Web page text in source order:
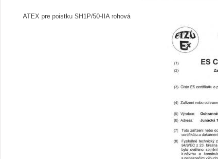
ATEX pre poistku SH1P/50-IIA rohová